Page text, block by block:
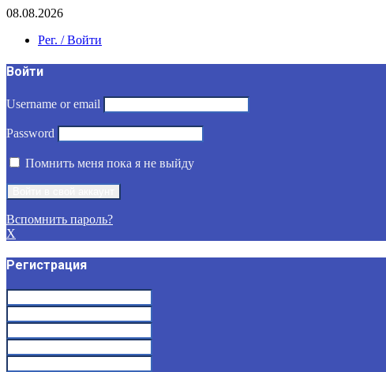
08.08.2026
Рег. / Войти
Войти
Username or email
Password
Помнить меня пока я не выйду
Вспомнить пароль?
X
Регистрация